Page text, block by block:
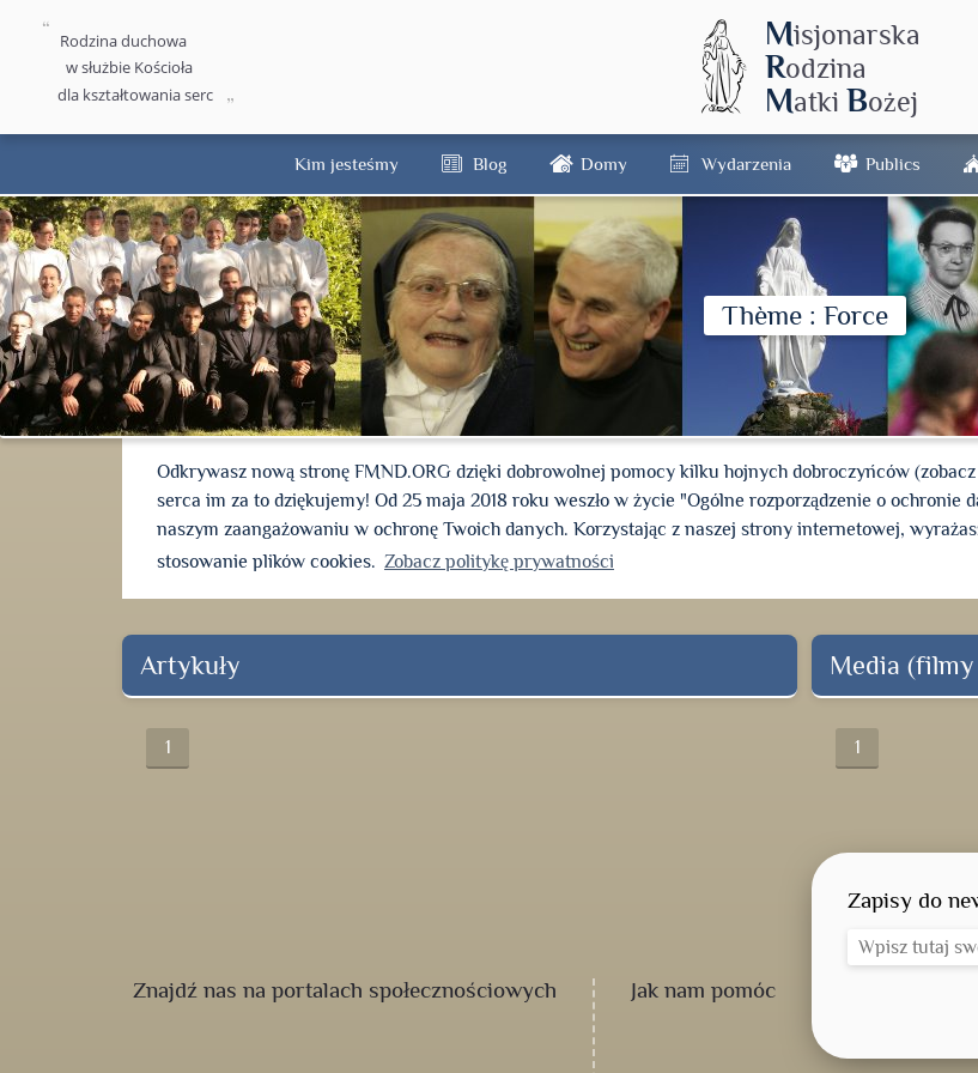
Rodzina duchowa
w służbie Kościoła
dla kształtowania serc
Misjonarska
Rodzina
Matki Bożej
Kim jesteśmy Blog Domy Wydarzenia Publics
Thème : Force
Odkrywasz nową stronę FMND.ORG dzięki dobrowolnej pomocy kilku hojnych dobroczyńców
serca im za to dziękujemy! Od 25 maja 2018 roku weszło w życie "Ogólne rozporządzenie o ochronie
naszym zaangażowaniu w ochronę Twoich danych. Korzystając z naszej strony internetowej,
stosowanie plików cookies. Zobacz politykę prywatności
Artykuły
1
Media
1
Znajdź nas na portalach społecznościowych Jak nam pomóc
Zapisy do